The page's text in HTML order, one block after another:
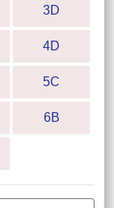
3D
4D
5C
6B